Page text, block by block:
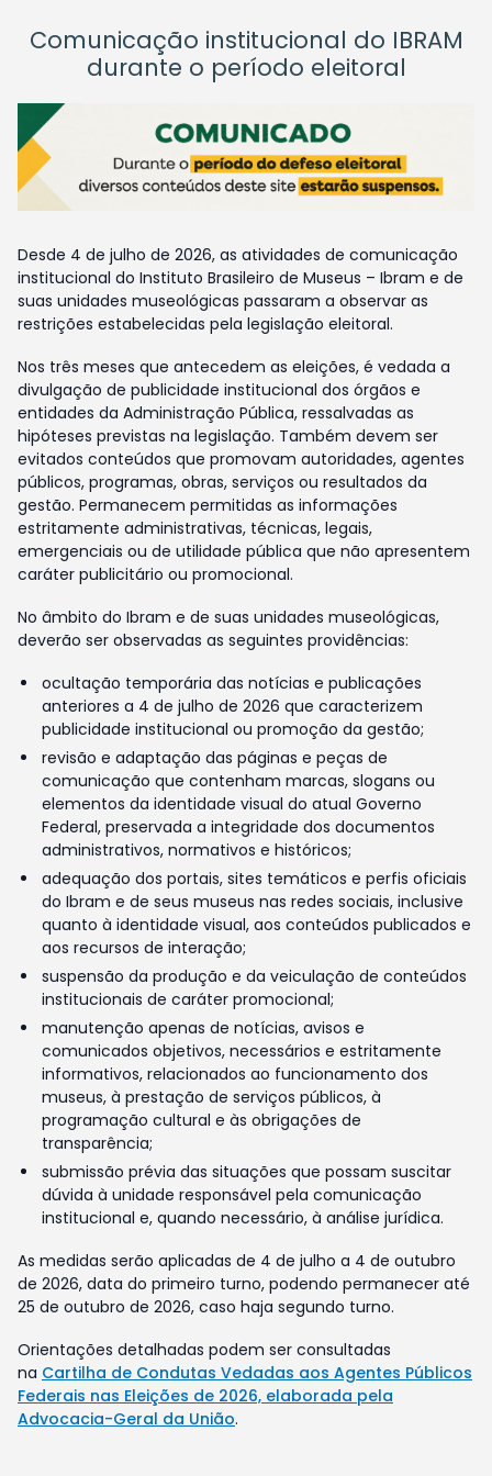
Comunicação institucional do IBRAM
durante o período eleitoral
Desde 4 de julho de 2026, as atividades de comunicação
institucional do Instituto Brasileiro de Museus – Ibram e de
suas unidades museológicas passaram a observar as
restrições estabelecidas pela legislação eleitoral.
Nos três meses que antecedem as eleições, é vedada a
divulgação de publicidade institucional dos órgãos e
entidades da Administração Pública, ressalvadas as
hipóteses previstas na legislação. Também devem ser
evitados conteúdos que promovam autoridades, agentes
públicos, programas, obras, serviços ou resultados da
gestão. Permanecem permitidas as informações
estritamente administrativas, técnicas, legais,
emergenciais ou de utilidade pública que não apresentem
caráter publicitário ou promocional.
No âmbito do Ibram e de suas unidades museológicas,
deverão ser observadas as seguintes providências:
ocultação temporária das notícias e publicações
anteriores a 4 de julho de 2026 que caracterizem
publicidade institucional ou promoção da gestão;
revisão e adaptação das páginas e peças de
comunicação que contenham marcas, slogans ou
elementos da identidade visual do atual Governo
Federal, preservada a integridade dos documentos
administrativos, normativos e históricos;
adequação dos portais, sites temáticos e perfis oficiais
do Ibram e de seus museus nas redes sociais, inclusive
quanto à identidade visual, aos conteúdos publicados e
aos recursos de interação;
suspensão da produção e da veiculação de conteúdos
institucionais de caráter promocional;
manutenção apenas de notícias, avisos e
comunicados objetivos, necessários e estritamente
informativos, relacionados ao funcionamento dos
museus, à prestação de serviços públicos, à
programação cultural e às obrigações de
transparência;
submissão prévia das situações que possam suscitar
dúvida à unidade responsável pela comunicação
institucional e, quando necessário, à análise jurídica.
As medidas serão aplicadas de 4 de julho a 4 de outubro
de 2026, data do primeiro turno, podendo permanecer até
25 de outubro de 2026, caso haja segundo turno.
Orientações detalhadas podem ser consultadas
na Cartilha de Condutas Vedadas aos Agentes Públicos
Federais nas Eleições de 2026, elaborada pela
Advocacia-Geral da União.